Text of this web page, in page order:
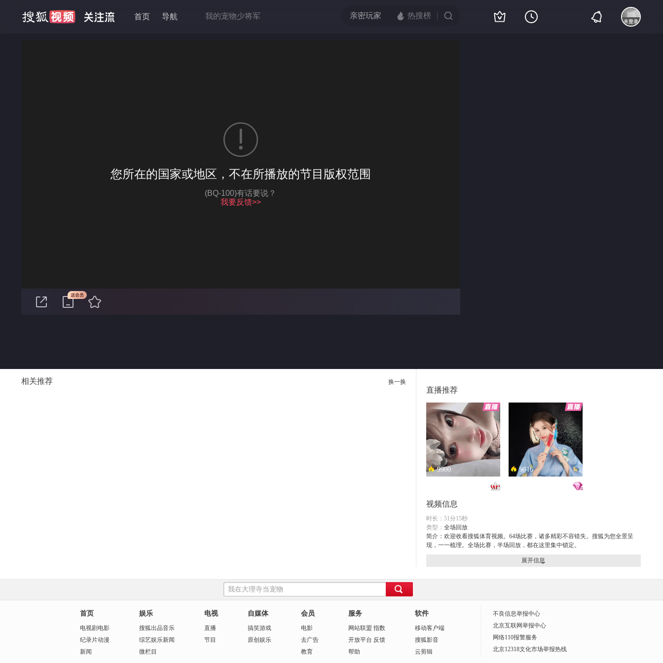
首页 导航
我的宠物少将军
您所在的国家或地区，不在所播放的节目版权范围
(BQ-100)有话要说？
我要反馈>>
亮度
相关推荐 换一换
直播推荐
9900
异地恋总是让人患得患失。。。
9816
只能接受500m的异地恋，电动车没电了......
视频信息
时长：51分15秒
类型： 全场回放
简介：欢迎收看搜狐体育视频。64场比赛，诸多精彩不容错失。搜狐为您全景呈
现，一一梳理。全场比赛，半场回放，都在这里集中锁定。
展开信息
首页
电视剧电影
纪录片动漫
新闻
娱乐
搜狐出品音乐
综艺娱乐新闻
微栏目
电视
直播
节目
自媒体
搞笑游戏
原创娱乐
会员
电影
去广告
教育
服务
网站联盟 指数
开放平台 反馈
帮助
软件
移动客户端
搜狐影音
云剪辑
不良信息举报中心
北京互联网举报中心
网络110报警服务
北京12318文化市场举报热线